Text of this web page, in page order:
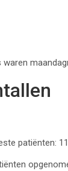
patiënten: